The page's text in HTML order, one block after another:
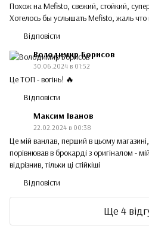
Похож на Mefisto, свежий, стойкий,
Хотелось бы услышать Mefisto, жаль что
Відповісти
Володимир Борисов
30.06.2024 в 01:52
Це ТОП - вогінь! 🔥
Відповісти
Максим Іванов
22.02.2024 в 00:38
Це мій ванлав, перший в цьому
порівнював в брокарді з оригіналом -
відрізнив, тільки ці стійкіші
Відповісти
Ще 4